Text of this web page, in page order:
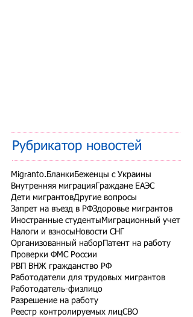
Рубрикатор новостей
Migranto.Бланки Беженцы с Украины
Внутренняя миграция Граждане ЕАЭС
Дети мигрантовДругие вопросы
Запрет на въезд в РФЗдоровье мигрантов
Иностранные студенты Миграционный учет
Налоги и взносы Новости СНГ
Организованный набор Патент на работу
Проверки ФМС России
РВП ВНЖ гражданство РФ
Работодатели для трудовых мигрантов
Работодатель-физлицо
Разрешение на работу
Реестр контролируемых лицСВО